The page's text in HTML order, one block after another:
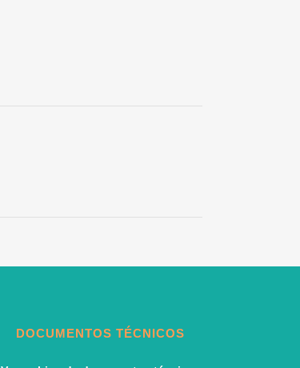
DOCUMENTOS TÉCNICOS